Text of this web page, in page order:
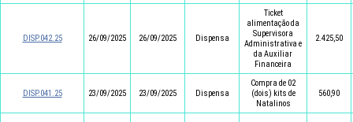
DISP.042.25 26/09/2025 26/09/2025 Dispensa
Ticket
alimentação da
Supervisora
Administrativa e
da Auxiliar
Financeira
2.425,50
DISP.041.25 23/09/2025 23/09/2025 Dispensa
Compra de 02
(dois) kits de
Natalinos
560,90